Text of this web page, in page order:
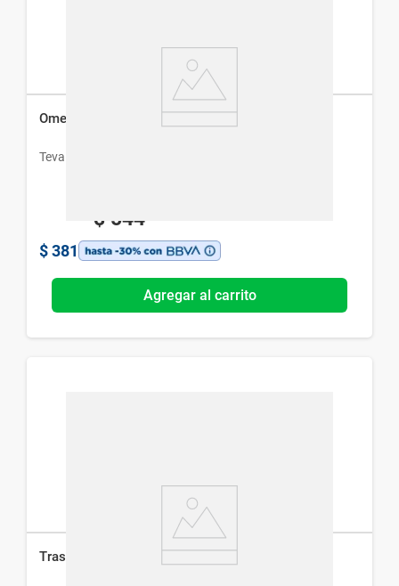
Omeprazol Teva 20 mg x 30 Cáps
Teva
$ 544
$ 381
Agregar al carrito
Trastocir 50 mg x 30 Comp